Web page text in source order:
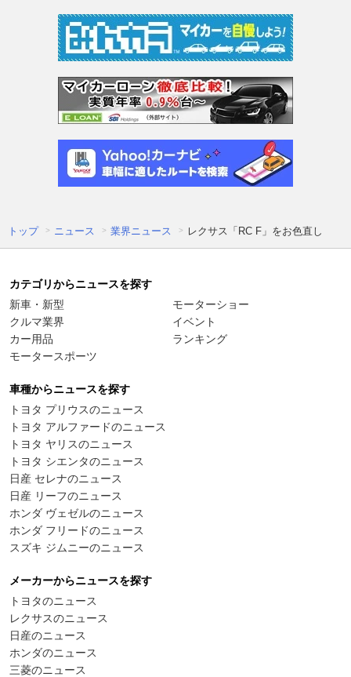
トップ ニュース 業界ニュース レクサス「RC F」をお色直し
カテゴリからニュースを探す
新車・新型
クルマ業界
カー用品
モータースポーツ
モーターショー
イベント
ランキング
車種からニュースを探す
トヨタ プリウスのニュース
トヨタ アルファードのニュース
トヨタ ヤリスのニュース
トヨタ シエンタのニュース
日産 セレナのニュース
日産 リーフのニュース
ホンダ ヴェゼルのニュース
ホンダ フリードのニュース
スズキ ジムニーのニュース
メーカーからニュースを探す
トヨタのニュース
レクサスのニュース
日産のニュース
ホンダのニュース
三菱のニュース